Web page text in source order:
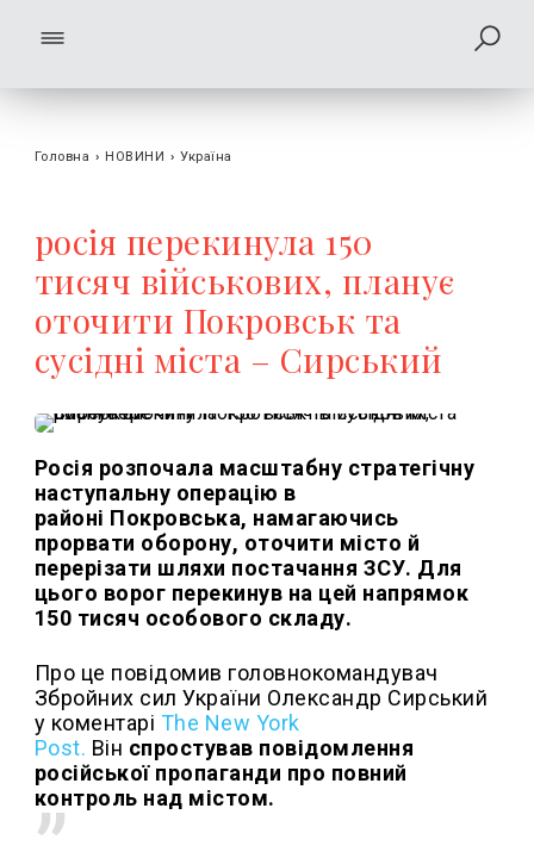
Головна › НОВИНИ › Україна
росія перекинула 150
тисяч військових, планує
оточити Покровськ та
сусідні міста – Сирський
Росія розпочала масштабну стратегічну
наступальну операцію в
районі Покровська, намагаючись
прорвати оборону, оточити місто й
перерізати шляхи постачання ЗСУ. Для
цього ворог перекинув на цей напрямок
150 тисяч особового складу.
Про це повідомив головнокомандувач
Збройних сил України Олександр Сирський
у коментарі The New York
Post. Він спростував повідомлення
російської пропаганди про повний
контроль над містом.